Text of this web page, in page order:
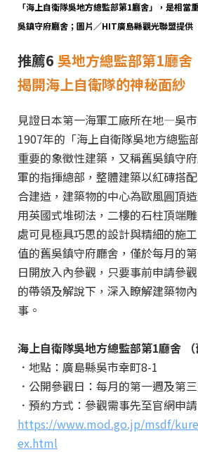
「海上自衛隊吳地方總監部第1廳舍」，是相當
吳鎮守府廳舍；圖片／HIT廣島縣觀光聯盟提供
推薦6 吳地方總監部第1廳舍
揭開海上自衛隊的神秘面紗
見證日本第一海軍工廠所在地—吳
1907年的「海上自衛隊吳地方總監
重要的象徵性建築，又稱舊吳鎮守
軍的指揮總部，整體建築以紅磚搭
合建造，建築物的中心為歐風圓頂
用英國式堆砌法，二樓的石柱頂端
處可見極具巧思的設計與精細的施
值的舊吳鎮守府廳舍，僅於每月的
日開放入內參觀，只要事前申請參
的帶領及解說下，深入瞭解建築物
事。
海上自衛隊吳地方總監部第1廳舍 （
．地點：廣島縣吳市幸町8-1
．公開參觀日：每月的第一週及第
．預約方式：參觀需事先至官網申請
https://www.mod.go.jp/msdf/
ex.html